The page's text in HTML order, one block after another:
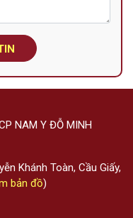
NAM Y ĐỖ MINH
Khánh Toàn, Cầu Giấy,
bản đồ)